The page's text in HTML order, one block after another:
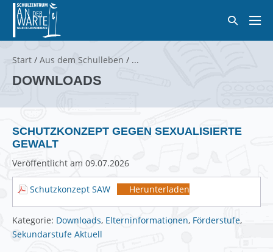
Zum
Inhalt
springen
Suche-
Start / Aus dem Schulleben /
DOWNLOADS
SCHUTZKONZEPT GEGEN SEXUALISIERTE
GEWALT
Veröffentlicht am 09.07.2026
Schutzkonzept SAW Herunterladen
Kategorie: Downloads, Elterninformationen, Förderstufe,
Sekundarstufe Aktuell